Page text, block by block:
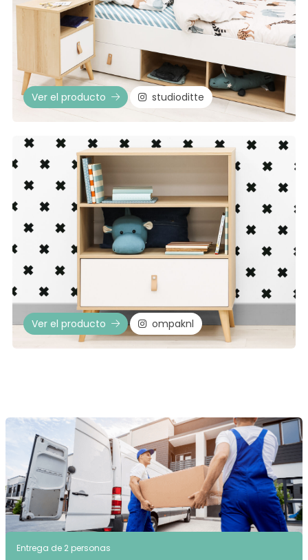
Ver el producto studioditte
Ver el producto ompaknl
Entrega de 2 personas